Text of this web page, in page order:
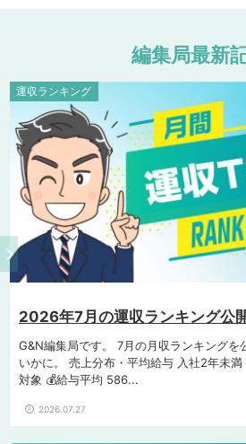
編集局最新
運収ランキング
2026年7月の運収ランキング公
G&N編集局です。 7月の月収ランキングを
いかに。 売上分布・平均給与 入社2年未
対象 💰給与平均 586...
2026.07.27